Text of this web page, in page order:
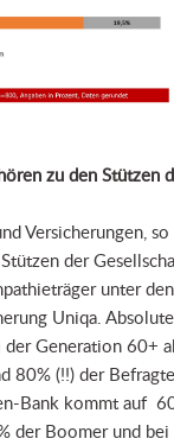
zu den Stützen
Versicherungen, so
der
unter
Uniqa.
Generation 60+
80% (!!) der
Bank kommt auf
der Boomer und